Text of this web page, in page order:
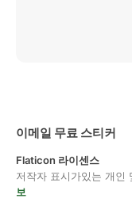
이메일 무료 스티커
Flaticon 라이센스
저작자 표시가있는 개인
보